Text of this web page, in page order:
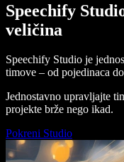
Speechify
veličina
Speechify Studio je
timove – od pojedinaca
Jednostavno upravljajte
projekte brže nego ikad.
Pokreni Studio